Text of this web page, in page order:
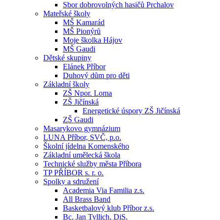
Sbor dobrovolných hasičů Prchalov
Mateřské školy
MŠ Kamarád
MŠ Pionýrů
Moje školka Hájov
MŠ Gaudi
Dětské skupiny
Elánek Příbor
Duhový dům pro děti
Základní školy
ZŠ Npor. Loma
ZŠ Jičínská
Energetické úspory ZŠ Jičínská
ZŠ Gaudi
Masarykovo gymnázium
LUNA Příbor, SVČ, p.o.
Školní jídelna Komenského
Základní umělecká škola
Technické služby města Příbora
TP PŘÍBOR s. r. o.
Spolky a sdružení
Academia Via Familia z.s.
All Brass Band
Basketbalový klub Příbor z.s.
Bc. Jan Tyllich, DiS.